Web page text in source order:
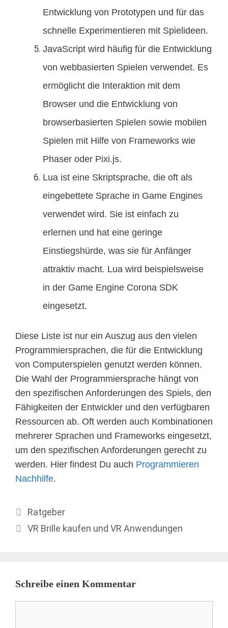
Entwicklung von Prototypen und für das
schnelle Experimentieren mit Spielideen.
JavaScript wird häufig für die Entwicklung
von webbasierten Spielen verwendet. Es
ermöglicht die Interaktion mit dem
Browser und die Entwicklung von
browserbasierten Spielen sowie mobilen
Spielen mit Hilfe von Frameworks wie
Phaser oder Pixi.js.
Lua ist eine Skriptsprache, die oft als
eingebettete Sprache in Game Engines
verwendet wird. Sie ist einfach zu
erlernen und hat eine geringe
Einstiegshürde, was sie für Anfänger
attraktiv macht. Lua wird beispielsweise
in der Game Engine Corona SDK
eingesetzt.
Diese Liste ist nur ein Auszug aus den vielen
Programmiersprachen, die für die Entwicklung
von Computerspielen genutzt werden können.
Die Wahl der Programmiersprache hängt von
den spezifischen Anforderungen des Spiels, den
Fähigkeiten der Entwickler und den verfügbaren
Ressourcen ab. Oft werden auch Kombinationen
mehrerer Sprachen und Frameworks eingesetzt,
um den spezifischen Anforderungen gerecht zu
werden. Hier findest Du auch Programmieren
Nachhilfe.
Kategorien
Ratgeber
VR Brille kaufen und VR Anwendungen
Schreibe einen Kommentar